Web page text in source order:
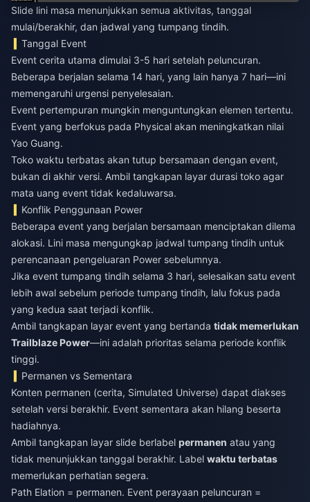
Slide lini masa menunjukkan semua aktivitas, tanggal
mulai/berakhir, dan jadwal yang tumpang tindih.
Tanggal Event
Event cerita utama dimulai 3-5 hari setelah peluncuran.
Beberapa berjalan selama 14 hari, yang lain hanya 7 hari—ini
memengaruhi urgensi penyelesaian.
Event pertempuran mungkin menguntungkan elemen tertentu.
Event yang berfokus pada Physical akan meningkatkan nilai
Yao Guang.
Toko waktu terbatas akan tutup bersamaan dengan event,
bukan di akhir versi. Ambil tangkapan layar durasi toko agar
mata uang event tidak kedaluwarsa.
Konflik Penggunaan Power
Beberapa event yang berjalan bersamaan menciptakan dilema
alokasi. Lini masa mengungkap jadwal tumpang tindih untuk
perencanaan pengeluaran Power sebelumnya.
Jika event tumpang tindih selama 3 hari, selesaikan satu event
lebih awal sebelum periode tumpang tindih, lalu fokus pada
yang kedua saat terjadi konflik.
Ambil tangkapan layar event yang bertanda tidak memerlukan
Trailblaze Power—ini adalah prioritas selama periode konflik
tinggi.
Permanen vs Sementara
Konten permanen (cerita, Simulated Universe) dapat diakses
setelah versi berakhir. Event sementara akan hilang beserta
hadiahnya.
Ambil tangkapan layar slide berlabel permanen atau yang
tidak menunjukkan tanggal berakhir. Label waktu terbatas
memerlukan perhatian segera.
Path Elation = permanen. Event perayaan peluncuran =